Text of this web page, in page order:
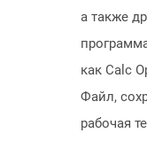
а также
как Calc
Файл,
рабочая